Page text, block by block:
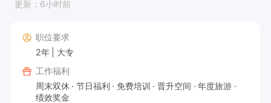
更新：6小时前
职位要求
2年
大专
工作福利
周末双休
节日福利 免费培训 晋升空间
年度旅游
绩效奖金